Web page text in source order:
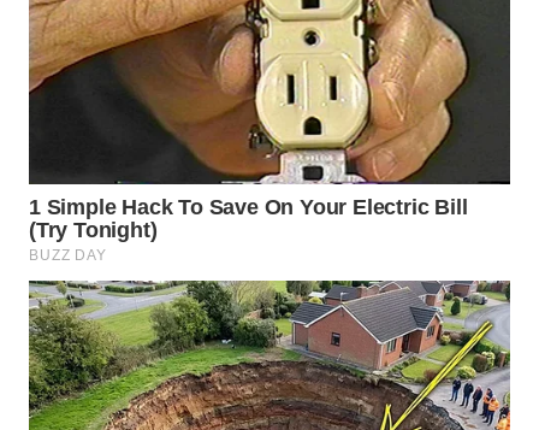
WN
KARAWANG
WN
BOGOR
WN
DEPOK
WN